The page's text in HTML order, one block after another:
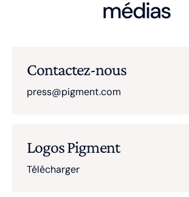
médias
Contactez-nous
press@pigment.com
Logos Pigment
Télécharger